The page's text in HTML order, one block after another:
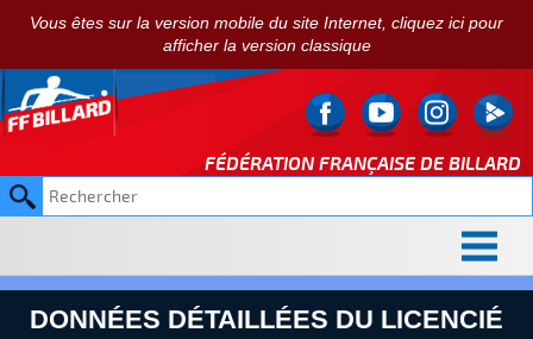
Vous êtes sur la version mobile du site Internet, cliquez ici pour
afficher la version classique
FÉDÉRATION FRANÇAISE DE BILLARD
DONNÉES DÉTAILLÉES DU LICENCIÉ